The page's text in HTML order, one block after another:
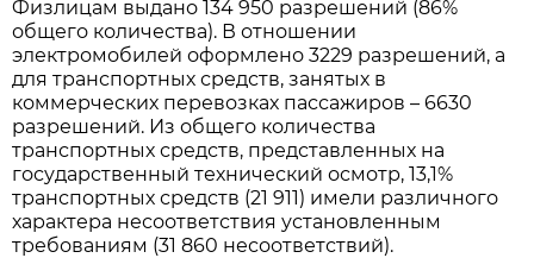
Физлицам выдано 134 950 разрешений (86%
общего количества). В отношении
электромобилей оформлено 3229 разрешений, а
для транспортных средств, занятых в
коммерческих перевозках пассажиров – 6630
разрешений. Из общего количества
транспортных средств, представленных на
государственный технический осмотр, 13,1%
транспортных средств (21 911) имели различного
характера несоответствия установленным
требованиям (31 860 несоответствий).